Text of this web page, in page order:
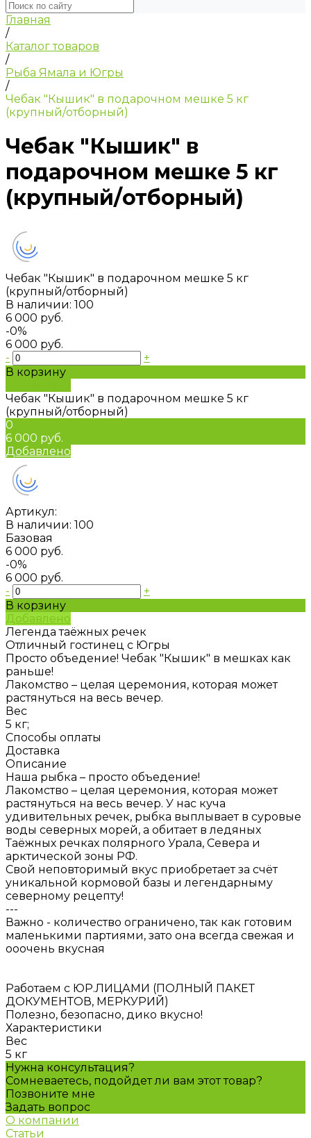
Главная
/
Каталог товаров
/
Рыба Ямала и Югры
/
Чебак "Кышик" в подарочном мешке 5 кг
(крупный/отборный)
Чебак "Кышик" в
подарочном мешке 5 кг
(крупный/отборный)
Чебак "Кышик" в подарочном мешке 5 кг
(крупный/отборный)
В наличии: 100
6 000 руб.
-0%
6 000 руб.
-
+
В корзину
Чебак "Кышик" в подарочном мешке 5 кг
(крупный/отборный)
0
6 000 руб.
Добавлено
Артикул:
В наличии: 100
Базовая
6 000 руб.
-0%
6 000 руб.
-
+
В корзину
Добавлено
Легенда таёжных речек
Отличный гостинец с Югры
Просто объедение! Чебак "Кышик" в мешках как
раньше!
Лакомство – целая церемония, которая может
растянуться на весь вечер.
Вес
5 кг;
Способы оплаты
Доставка
Описание
Наша рыбка – просто объедение!
Лакомство – целая церемония, которая может
растянуться на весь вечер. У нас куча
удивительных речек, рыбка выплывает в суровые
воды северных морей, а обитает в ледяных
Таёжных речках полярного Урала, Севера и
арктической зоны РФ.
Свой неповторимый вкус приобретает за счёт
уникальной кормовой базы и легендарныму
северному рецепту!
---
Важно - количество ограничено, так как готовим
маленькими партиями, зато она всегда свежая и
ооочень вкусная
Работаем с ЮР.ЛИЦАМИ (ПОЛНЫЙ ПАКЕТ
ДОКУМЕНТОВ, МЕРКУРИЙ)
Полезно, безопасно, дико вкусно!
Характеристики
Вес
5 кг
Нужна консультация?
Сомневаетесь, подойдет ли вам этот товар?
Позвоните мне
Задать вопрос
О компании
Статьи